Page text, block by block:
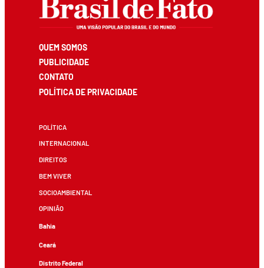
QUEM SOMOS
PUBLICIDADE
CONTATO
POLÍTICA DE PRIVACIDADE
POLÍTICA
INTERNACIONAL
DIREITOS
BEM VIVER
SOCIOAMBIENTAL
OPINIÃO
Bahia
Ceará
Distrito Federal